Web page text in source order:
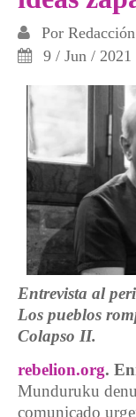
Por Redacción
9 / Jun / 2021
Entrevista al
Los pueblos
Colapso II.
rebelion.org.
Munduruku
comunicado